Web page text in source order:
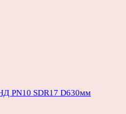
PN10 SDR17 D630мм